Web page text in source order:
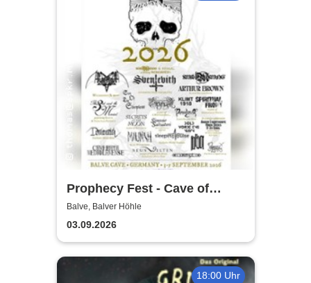
Prophecy Fest - Cave of
Balve
Balve, Balver Höhle
03.09.2026
18:00 Uhr